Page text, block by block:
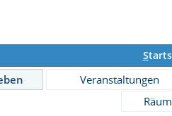
S
Veranstaltungen